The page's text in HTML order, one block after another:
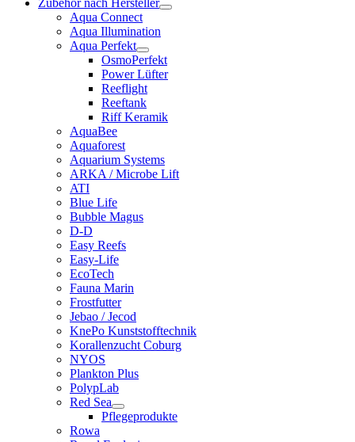
Zubehör nach Hersteller
Aqua Connect
Aqua Illumination
Aqua Perfekt
OsmoPerfekt
Power Lüfter
Reeflight
Reeftank
Riff Keramik
AquaBee
Aquaforest
Aquarium Systems
ARKA / Microbe Lift
ATI
Blue Life
Bubble Magus
D-D
Easy Reefs
Easy-Life
EcoTech
Fauna Marin
Frostfutter
Jebao / Jecod
KnePo Kunststofftechnik
Korallenzucht Coburg
NYOS
Plankton Plus
PolypLab
Red Sea
Pflegeprodukte
Rowa